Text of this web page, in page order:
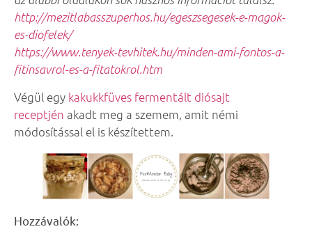
http://mezitlabasszuperhos.hu/egeszsegesek-e-magok-
es-diofelek/
https://www.tenyek-tevhitek.hu/minden-ami-fontos-a-
fitinsavrol-es-a-fitatokrol.htm
Végül egy kakukkfüves fermentált diósajt
receptjén akadt meg a szemem, amit némi
módosítással el is készítettem.
Hozzávalók: